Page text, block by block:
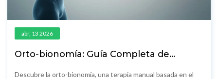
abr, 13 2026
Orto-bionomía: Guía Completa de
Descubre la orto-bionomía, una terapia manual basada en el